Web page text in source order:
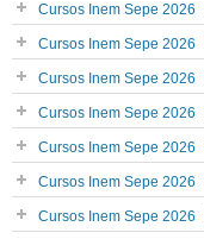
Cursos Inem Sepe 2026
Cursos Inem Sepe 2026
Cursos Inem Sepe 2026
Cursos Inem Sepe 2026
Cursos Inem Sepe 2026
Cursos Inem Sepe 2026
Cursos Inem Sepe 2026